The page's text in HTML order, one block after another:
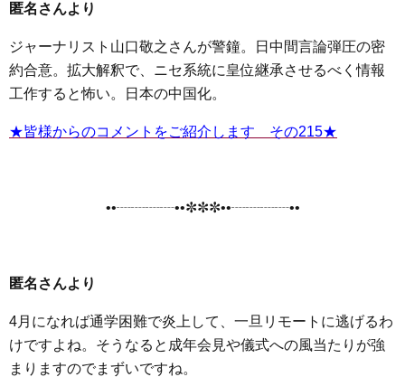
匿名さんより
ジャーナリスト山口敬之さんが警鐘。日中間言論弾圧の密
約合意。拡大解釈で、ニセ系統に皇位継承させるべく情報
工作すると怖い。日本の中国化。
★皆様からのコメントをご紹介します その215★
••┈┈┈┈••✼✼✼••┈┈┈┈••
匿名さんより
4月になれば通学困難で炎上して、一旦リモートに逃げるわ
けですよね。そうなると成年会見や儀式への風当たりが強
まりますのでまずいですね。